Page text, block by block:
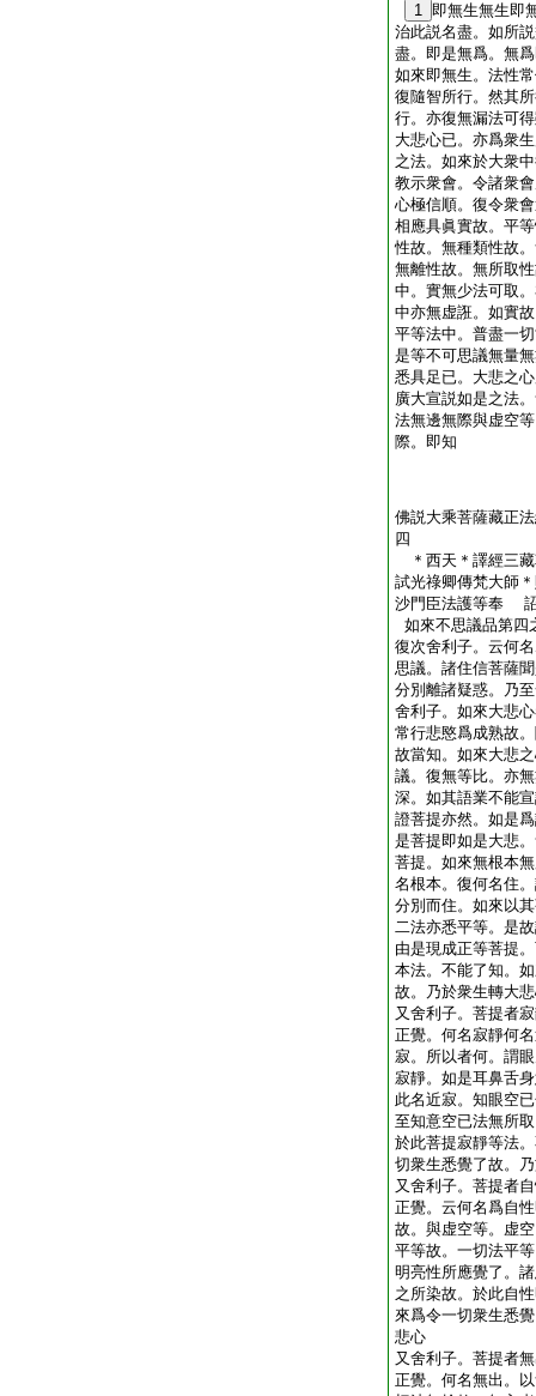
1 即無生無生即
治此説名盡。如所
盡。即是無爲。無
如來即無生。法性
復隨智所行。然其
行。亦復無漏法可
大悲心已。亦爲衆
之法。如來於大衆
教示衆會。令諸衆
心極信順。復令衆
相應具眞實故。平
性故。無種類性故
無離性故。無所取
中。實無少法可取
中亦無虚誑。如實
平等法中。普盡一
是等不可思議無量
悉具足已。大悲之
廣大宣説如是之法
法無邊無際與虚空
際。即知
佛説大乘菩薩藏正
四
＊西天＊譯經三
試光祿卿傳梵大師
沙門臣法護等奉
如來不思議品第四
復次舍利子。云何
思議。諸住信菩薩
分別離諸疑惑。乃
舍利子。如來大悲
常行悲愍爲成熟故
故當知。如來大悲
議。復無等比。亦
深。如其語業不能
證菩提亦然。如是
是菩提即如是大悲
菩提。如來無根本
名根本。復何名住
分別而住。如來以
二法亦悉平等。是
由是現成正等菩提
本法。不能了知。
故。乃於衆生轉大
又舍利子。菩提者
正覺。何名寂靜何
寂。所以者何。謂
寂靜。如是耳鼻舌
此名近寂。知眼空
至知意空已法無所
於此菩提寂靜等法
切衆生悉覺了故。
又舍利子。菩提者
正覺。云何名爲自
故。與虚空等。虚
平等故。一切法平
明亮性所應覺了。
之所染故。於此自
來爲令一切衆生悉
悲心
又舍利子。菩提者
正覺。何名無出。